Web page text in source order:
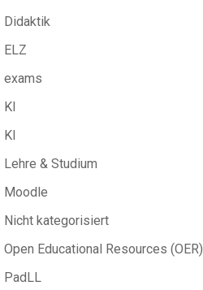
Didaktik
ELZ
exams
KI
KI
Lehre & Studium
Moodle
Nicht kategorisiert
Open Educational Resources (OER)
PadLL